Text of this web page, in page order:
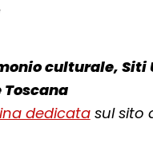
culturale, Siti
Toscana
dedicatasul sito